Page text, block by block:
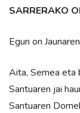
SARRERAKO
Egun on
Aita, Semea eta
Santuaren jai
Santuaren